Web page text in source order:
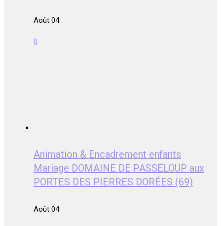
Août 04
0
Animation & Encadrement enfants
Mariage DOMAINE DE PASSELOUP aux
PORTES DES PIERRES DORÉES (69)
Août 04